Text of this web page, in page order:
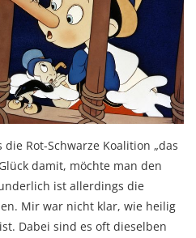
Rot-Schwarze Koalition „das
damit, möchte man den
ist allerdings die
Mir war nicht klar, wie heilig
Dabei sind es oft dieselben